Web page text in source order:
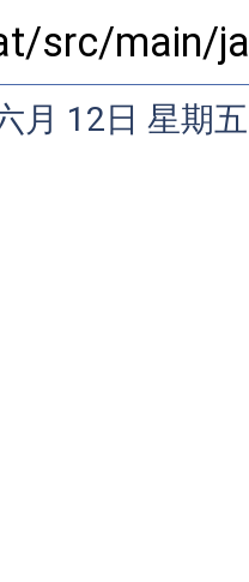
src/main/
月 12日 星期